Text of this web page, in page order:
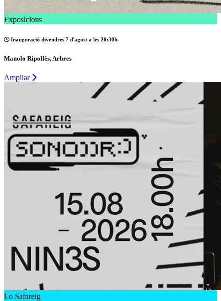
Exposicions
Inauguració divendres 7 d'agost a les 20:30h.
Manolo Ripollès, Arbres
Ampliar
Lo Safareig